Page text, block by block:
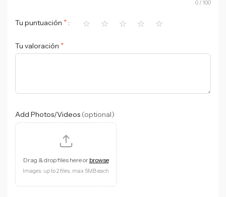
0 / 100
Tu puntuación * ⭐ ⭐ ⭐ ⭐ ⭐
Tu valoración *
Add Photos/Videos (optional)
Drag & drop files here or browse
Images: up to 2 files, max 5MB each